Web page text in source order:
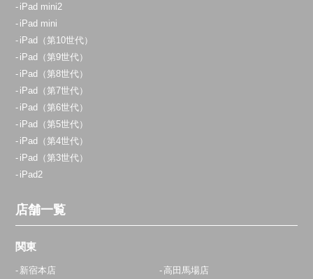
iPad mini2
iPad mini
iPad（第10世代）
iPad（第9世代）
iPad（第8世代）
iPad（第7世代）
iPad（第6世代）
iPad（第5世代）
iPad（第4世代）
iPad（第3世代）
iPad2
店舗一覧
関東
新宿本店
高田馬場店